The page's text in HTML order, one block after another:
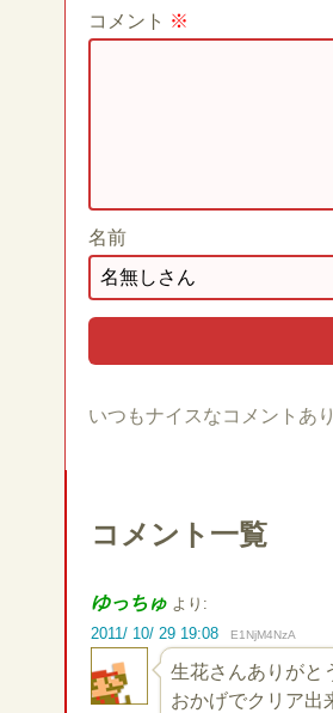
コメント ※
名前
いつもナイスなコメントあ
コメント一覧
ゆっちゅ より:
2011/ 10/ 29 19:08
E1NjM4NzA
生花さんありがと
おかげでクリア出